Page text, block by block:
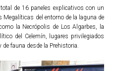
de 16 paneles explicativos con un
Megalíticas del entorno de la laguna de
la Necrópolis de Los Algarbes, la
del Celemín, lugares privilegiados
fauna desde la Prehistoria.